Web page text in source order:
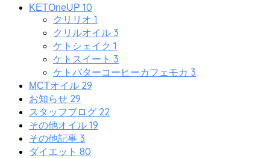
KETOneUP 10
クリリオ 1
クリルオイル 3
ケトシェイク 1
ケトスイート 3
ケトバターコーヒーカフェモカ 3
MCTオイル 29
お知らせ 29
スタッフブログ 22
その他オイル 19
その他記事 3
ダイエット 80